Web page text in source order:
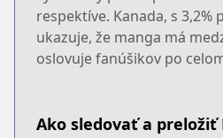
respektíve. Kanada, s 3,2%
ukazuje, že manga má
oslovuje fanúšikov po
Ako sledovať a preložiť